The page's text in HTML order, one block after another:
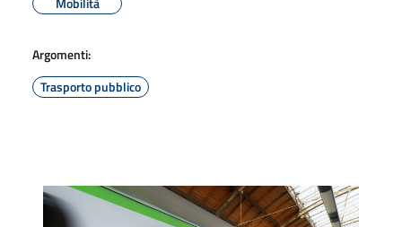
Argomenti:
Trasporto pubblico